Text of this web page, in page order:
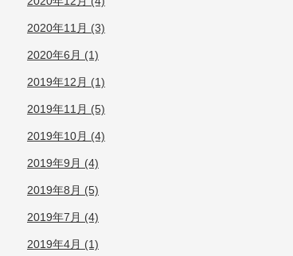
2020年11月 (3)
2020年6月 (1)
2019年12月 (1)
2019年11月 (5)
2019年10月 (4)
2019年9月 (4)
2019年8月 (5)
2019年7月 (4)
2019年4月 (1)